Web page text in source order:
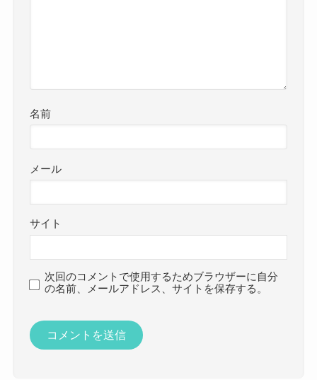
名前
メール
サイト
次回のコメントで使用するためブラウザーに自分
の名前、メールアドレス、サイトを保存する。